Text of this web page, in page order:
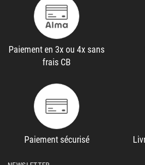
Paiement en 3x ou 4x sans
frais CB
Paiement sécurisé